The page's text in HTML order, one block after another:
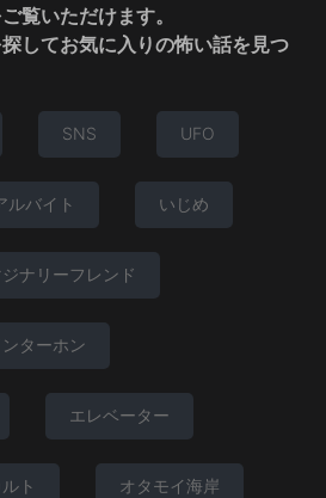
覧いただけます。
してお気に入りの怖い話を見つ
SNS UFO
ルバイト いじめ
ジナリーフレンド
ンターホン
エレベーター
ト オタモイ海岸